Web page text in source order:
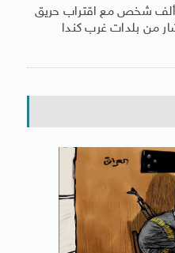
أكثر من 20 ألف شخص مع اقتراب حريق
من بلدات غرب كندا